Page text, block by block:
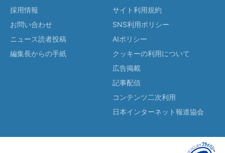
採用情報
お問い合わせ
ニュース読者投稿
編集長からの手紙
サイト利用規約
SNS利用ポリシー
AIポリシー
クッキーの利用について
広告掲載
記事配信
コンテンツ二次利用
日本インターネット報道協会